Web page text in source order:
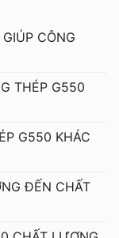
CÔNG
THÉP G550
G550 KHÁC
ĐẾN CHẤT